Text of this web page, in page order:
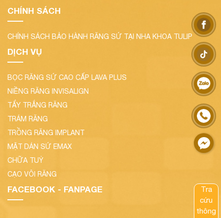
CHÍNH SÁCH
CHÍNH SÁCH BẢO HÀNH RĂNG SỨ TẠI NHA KHOA TULIP
DỊCH VỤ
BỌC RĂNG SỨ CAO CẤP LAVA PLUS
NIỀNG RĂNG INVISALIGN
TẨY TRẮNG RĂNG
TRÁM RĂNG
TRỒNG RĂNG IMPLANT
MẶT DÁN SỨ EMAX
CHỮA TUỶ
CẠO VÔI RĂNG
FACEBOOK - FANPAGE
Tra
cứu
thông